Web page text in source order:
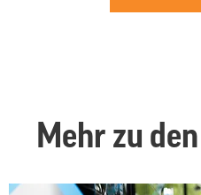
Mehr zu